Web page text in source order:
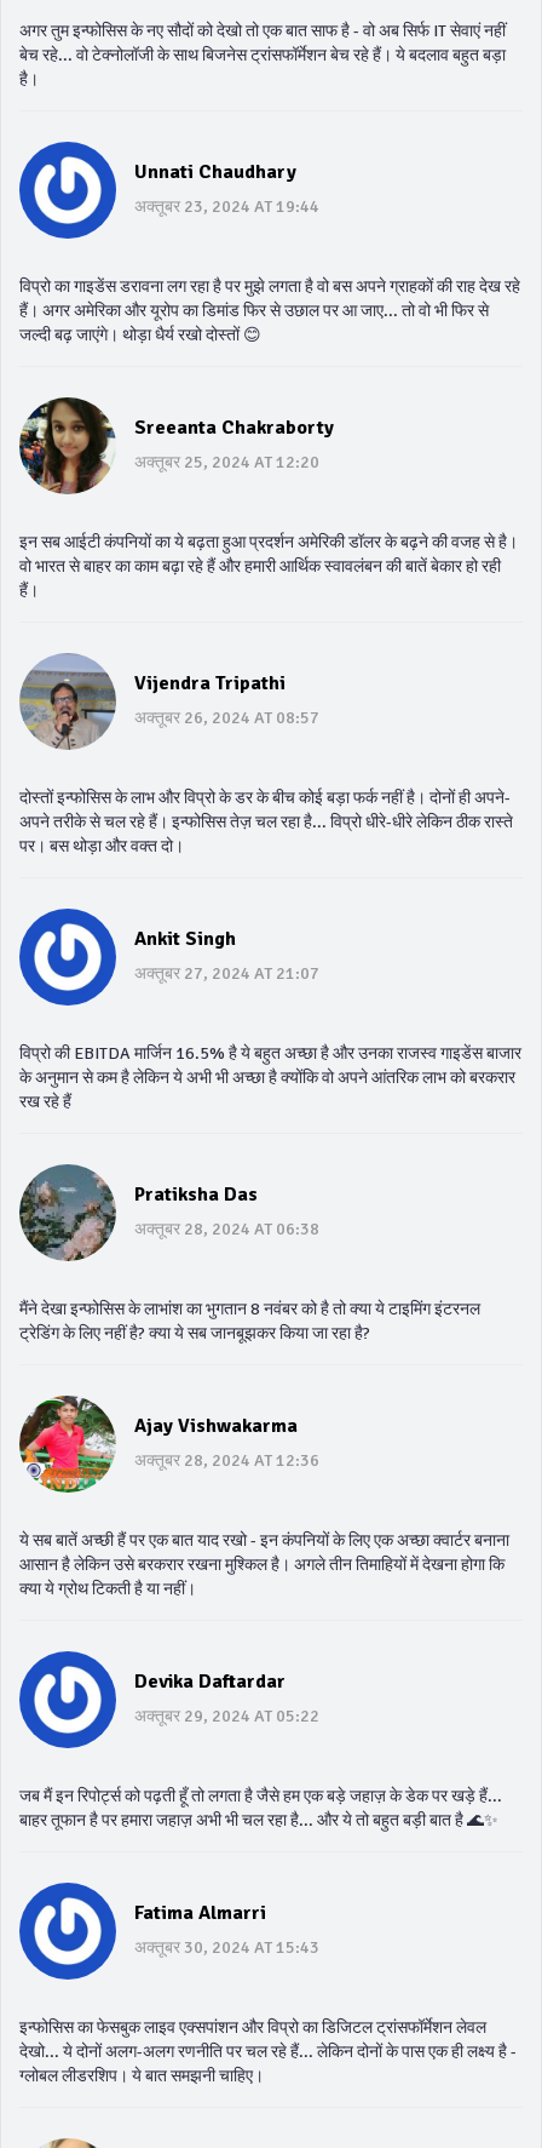
अगर तुम इन्फोसिस के नए सौदों को देखो तो एक बात साफ है - वो अब सिर्फ IT सेवाएं नहीं
बेच रहे... वो टेक्नोलॉजी के साथ बिजनेस ट्रांसफॉर्मेशन बेच रहे हैं। ये बदलाव बहुत बड़ा
है।
Unnati Chaudhary
अक्तूबर 23, 2024 AT 19:44
विप्रो का गाइडेंस डरावना लग रहा है पर मुझे लगता है वो बस अपने ग्राहकों की राह देख रहे
हैं। अगर अमेरिका और यूरोप का डिमांड फिर से उछाल पर आ जाए... तो वो भी फिर से
जल्दी बढ़ जाएंगे। थोड़ा धैर्य रखो दोस्तों 😊
Sreeanta Chakraborty
अक्तूबर 25, 2024 AT 12:20
इन सब आईटी कंपनियों का ये बढ़ता हुआ प्रदर्शन अमेरिकी डॉलर के बढ़ने की वजह से है।
वो भारत से बाहर का काम बढ़ा रहे हैं और हमारी आर्थिक स्वावलंबन की बातें बेकार हो रही
हैं।
Vijendra Tripathi
अक्तूबर 26, 2024 AT 08:57
दोस्तों इन्फोसिस के लाभ और विप्रो के डर के बीच कोई बड़ा फर्क नहीं है। दोनों ही अपने-
अपने तरीके से चल रहे हैं। इन्फोसिस तेज़ चल रहा है... विप्रो धीरे-धीरे लेकिन ठीक रास्ते
पर। बस थोड़ा और वक्त दो।
Ankit Singh
अक्तूबर 27, 2024 AT 21:07
विप्रो की EBITDA मार्जिन 16.5% है ये बहुत अच्छा है और उनका राजस्व गाइडेंस बाजार
के अनुमान से कम है लेकिन ये अभी भी अच्छा है क्योंकि वो अपने आंतरिक लाभ को बरकरार
रख रहे हैं
Pratiksha Das
अक्तूबर 28, 2024 AT 06:38
मैंने देखा इन्फोसिस के लाभांश का भुगतान 8 नवंबर को है तो क्या ये टाइमिंग इंटरनल
ट्रेडिंग के लिए नहीं है? क्या ये सब जानबूझकर किया जा रहा है?
Ajay Vishwakarma
अक्तूबर 28, 2024 AT 12:36
ये सब बातें अच्छी हैं पर एक बात याद रखो - इन कंपनियों के लिए एक अच्छा क्वार्टर बनाना
आसान है लेकिन उसे बरकरार रखना मुश्किल है। अगले तीन तिमाहियों में देखना होगा कि
क्या ये ग्रोथ टिकती है या नहीं।
Devika Daftardar
अक्तूबर 29, 2024 AT 05:22
जब मैं इन रिपोर्ट्स को पढ़ती हूँ तो लगता है जैसे हम एक बड़े जहाज़ के डेक पर खड़े हैं...
बाहर तूफान है पर हमारा जहाज़ अभी भी चल रहा है... और ये तो बहुत बड़ी बात है 🌊✨
Fatima Almarri
अक्तूबर 30, 2024 AT 15:43
इन्फोसिस का फेसबुक लाइव एक्सपांशन और विप्रो का डिजिटल ट्रांसफॉर्मेशन लेवल
देखो... ये दोनों अलग-अलग रणनीति पर चल रहे हैं... लेकिन दोनों के पास एक ही लक्ष्य है -
ग्लोबल लीडरशिप। ये बात समझनी चाहिए।